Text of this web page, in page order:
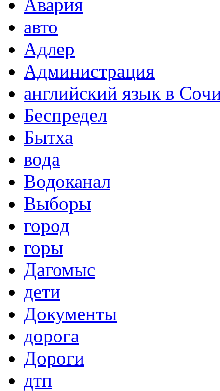
Авария
авто
Адлер
Администрация
английский язык в
Беспредел
Бытха
вода
Водоканал
Выборы
город
горы
Дагомыс
дети
Документы
дорога
Дороги
дтп